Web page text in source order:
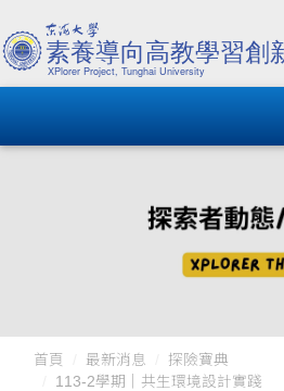
首頁 最新消息
探險寶典
113-2學期｜共生環境設計實踐